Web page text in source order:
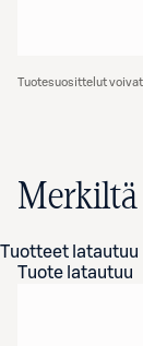
Tuotesuosittelut
Merkiltä
Tuotteet latautuu
Tuote latautuu